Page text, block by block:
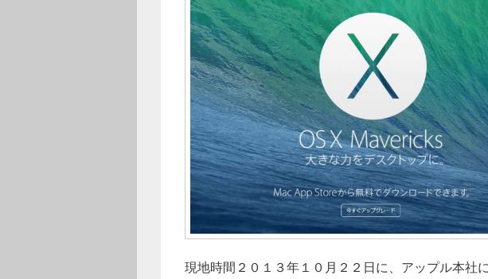
現地時間２０１３年１０月２２日に、アップル本社